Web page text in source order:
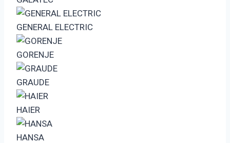
GENERAL ELECTRIC
GORENJE
GRAUDE
HAIER
HANSA